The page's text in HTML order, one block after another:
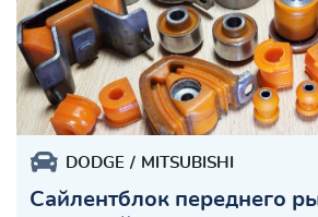
DODGE MITSUBISHI
Сайлентблок переднего